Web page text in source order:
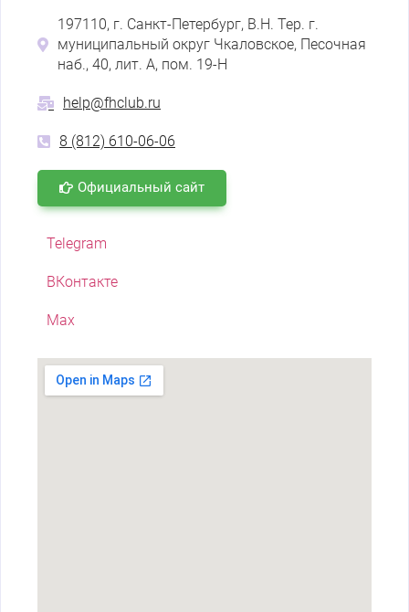
197110, г. Санкт-Петербург, В.Н. Тер. г.
муниципальный округ Чкаловское, Песочная
наб., 40, лит. А, пом. 19-Н
help@fhclub.ru
8 (812) 610-06-06
Официальный сайт
Telegram
ВКонтакте
Max